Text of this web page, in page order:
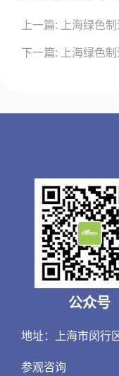
章
航
公众号
地址：上海市闵行
参观咨询